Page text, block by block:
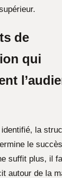
de
qui
la
le
suffit plus, il
autour de la